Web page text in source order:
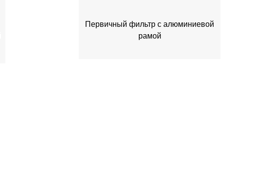
Первичный фильтр с алюминиевой
рамой